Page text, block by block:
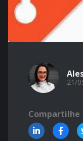
21/
Compartilhe